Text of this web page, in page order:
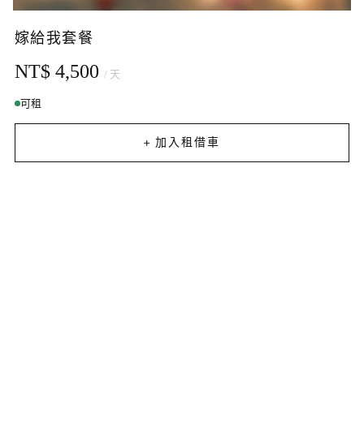
嫁給我套餐
NT$ 4,500 / 天
可租
+ 加入租借車